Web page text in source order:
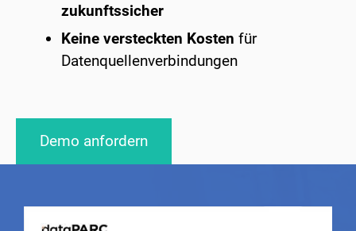
zukunftssicher
Keine versteckten Kosten für
Datenquellenverbindungen
Demo anfordern